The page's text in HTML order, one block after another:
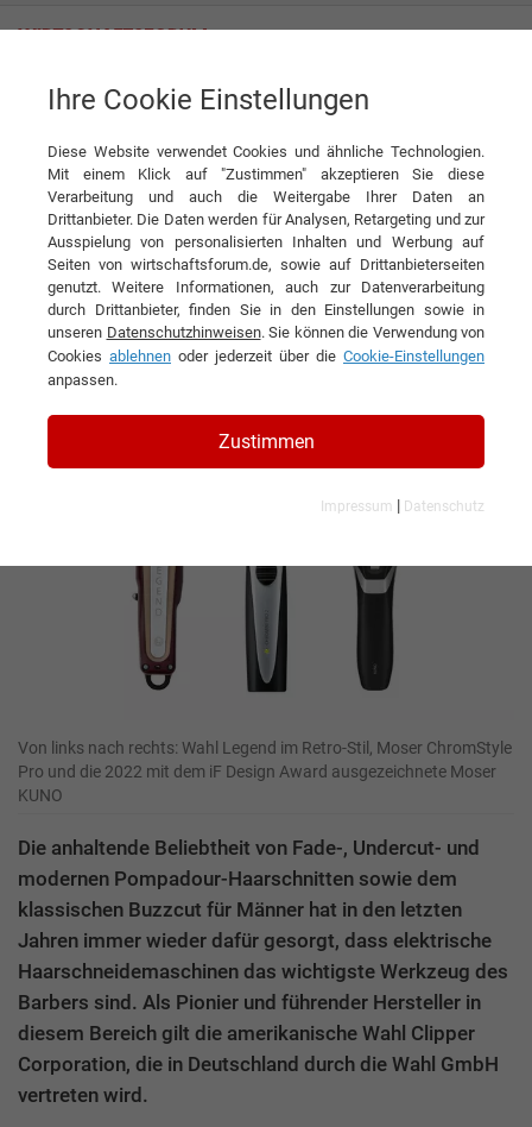
Wahl GmbH Für Haarprofis die beste Wahl
Interview Wahl GmbH
DIESEN ARTIKEL EMPFEHLEN
Für Haarprofis die beste Wahl
Interview mit Gökhan Yilmaz,
Geschäftsführer & President of EMEA und
Jörg Burger, Geschäftsführer & EMEA CFO
Von links nach rechts: Wahl Legend im Retro-Stil, Moser ChromStyle
Pro und die 2022 mit dem iF Design Award ausgezeichnete Moser
KUNO
Die anhaltende Beliebtheit von Fade-, Undercut- und
modernen Pompadour-Haarschnitten sowie dem
klassischen Buzzcut für Männer hat in den letzten
Jahren immer wieder dafür gesorgt, dass elektrische
Haarschneidemaschinen das wichtigste Werkzeug des
Barbers sind. Als Pionier und führender Hersteller in
diesem Bereich gilt die amerikanische Wahl Clipper
Corporation, die in Deutschland durch die Wahl GmbH
vertreten wird.
Ihre Cookie Einstellungen
Diese Website verwendet Cookies und ähnliche Technologien.
Mit einem Klick auf "Zustimmen" akzeptieren Sie diese
Verarbeitung und auch die Weitergabe Ihrer Daten an
Drittanbieter. Die Daten werden für Analysen, Retargeting und zur
Ausspielung von personalisierten Inhalten und Werbung auf
Seiten von wirtschaftsforum.de, sowie auf Drittanbieterseiten
genutzt. Weitere Informationen, auch zur Datenverarbeitung
durch Drittanbieter, finden Sie in den Einstellungen sowie in
unseren Datenschutzhinweisen. Sie können die Verwendung von
Cookies ablehnen oder jederzeit über die Cookie-Einstellungen
anpassen.
Zustimmen
Impressum | Datenschutz